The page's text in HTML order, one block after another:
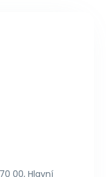
00, Hlavní